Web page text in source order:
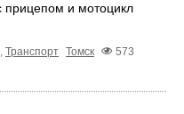
прицепом и мотоцикл
, Транспорт Томск
573